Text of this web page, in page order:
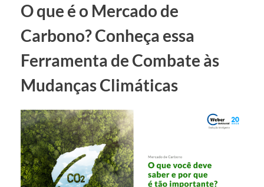
O que é o Mercado de
Carbono? Conheça essa
Ferramenta de Combate às
Mudanças Climáticas